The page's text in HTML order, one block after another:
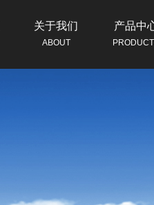
关于我们
ABOUT
产品中